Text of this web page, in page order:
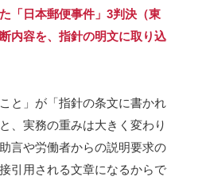
「日本郵便事件」3判決（東
内容を、指針の明文に取り込
と」が「指針の条文に書かれ
、実務の重みは大きく変わり
言や労働者からの説明要求の
引用される文章になるからで